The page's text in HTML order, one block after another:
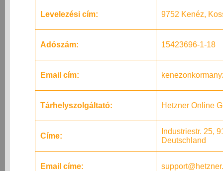
Levelezési cím: 9752 Kenéz,
Adószám: 15423696-1-18
Email cím:
Tárhelyszolgáltató: Hetzner Online
Címe:
Industriestr. 25,
Deutschland
Email címe: